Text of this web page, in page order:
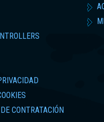
CONTRATACIÓN